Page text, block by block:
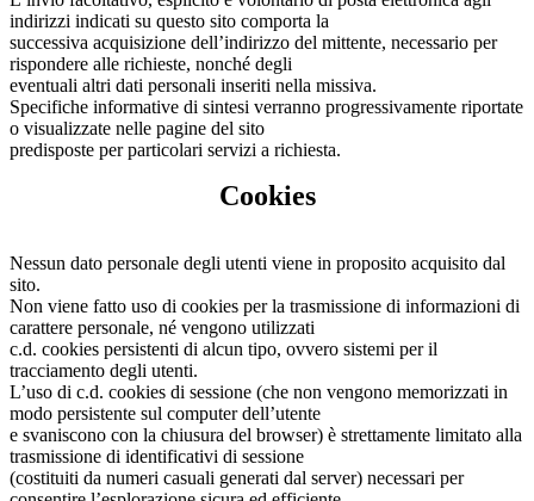
indirizzi indicati su questo sito comporta la
successiva acquisizione dell’indirizzo del mittente, necessario per
rispondere alle richieste, nonché degli
eventuali altri dati personali inseriti nella missiva.
Specifiche informative di sintesi verranno progressivamente riportate
o visualizzate nelle pagine del sito
predisposte per particolari servizi a richiesta.
Cookies
Nessun dato personale degli utenti viene in proposito acquisito dal
sito.
Non viene fatto uso di cookies per la trasmissione di informazioni di
carattere personale, né vengono utilizzati
c.d. cookies persistenti di alcun tipo, ovvero sistemi per il
tracciamento degli utenti.
L’uso di c.d. cookies di sessione (che non vengono memorizzati in
modo persistente sul computer dell’utente
e svaniscono con la chiusura del browser) è strettamente limitato alla
trasmissione di identificativi di sessione
(costituiti da numeri casuali generati dal server) necessari per